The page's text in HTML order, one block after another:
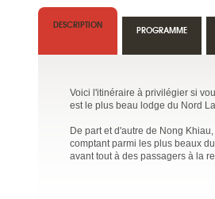
DESCRIPTION
Voici l'itinéraire à privilégier si
est le plus beau lodge du Nord
De part et d'autre de Nong
comptant parmi les plus beaux
avant tout à des passagers à la
PROGRAMME